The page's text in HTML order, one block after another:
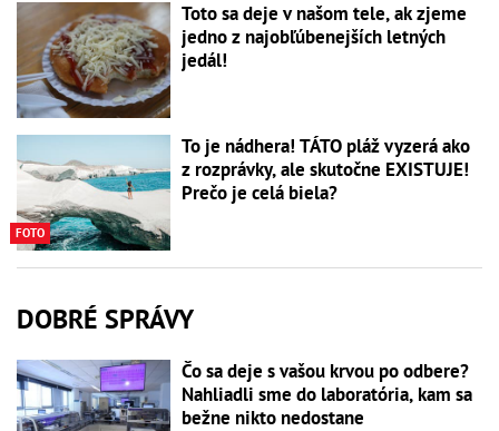
Toto sa deje v našom tele, ak zjeme
jedno z najobľúbenejších letných
jedál!
FOTO
To je nádhera! TÁTO pláž vyzerá ako
z rozprávky, ale skutočne EXISTUJE!
Prečo je celá biela?
DOBRÉ SPRÁVY
Čo sa deje s vašou krvou po odbere?
Nahliadli sme do laboratória, kam sa
bežne nikto nedostane